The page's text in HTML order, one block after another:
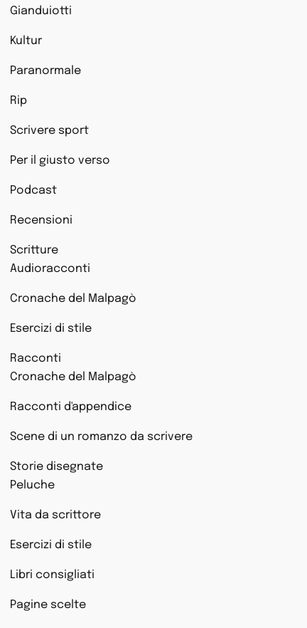
Gianduiotti
Kultur
Paranormale
Rip
Scrivere sport
Per il giusto verso
Podcast
Recensioni
Scritture
Audioracconti
Cronache del Malpagò
Esercizi di stile
Racconti
Cronache del Malpagò
Racconti d'appendice
Scene di un romanzo da scrivere
Storie disegnate
Peluche
Vita da scrittore
Esercizi di stile
Libri consigliati
Pagine scelte